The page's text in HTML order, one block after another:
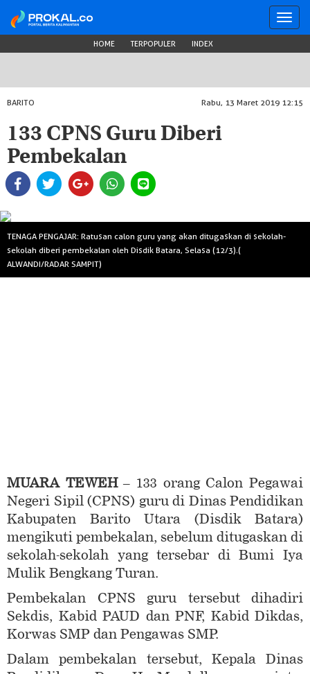
HOME TERPOPULER INDEX
BARITO Rabu, 13 Maret 2019 12:15
133 CPNS Guru Diberi
Pembekalan
TENAGA PENGAJAR: Ratusan calon guru yang akan ditugaskan di sekolah-
sekolah diberi pembekalan oleh Disdik Batara, Selasa (12/3).(
ALWANDI/RADAR SAMPIT)
MUARA TEWEH– 133 orang Calon Pegawai
Negeri Sipil (CPNS) guru di Dinas Pendidikan
Kabupaten Barito Utara (Disdik Batara)
mengikuti pembekalan, sebelum ditugaskan di
sekolah-sekolah yang tersebar di Bumi Iya
Mulik Bengkang Turan.
Pembekalan CPNS guru tersebut dihadiri
Sekdis, Kabid PAUD dan PNF, Kabid Dikdas,
Korwas SMP dan Pengawas SMP.
Dalam pembekalan tersebut, Kepala Dinas